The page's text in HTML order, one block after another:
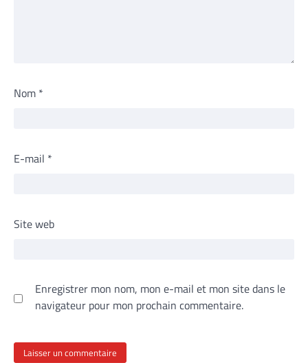
Nom *
E-mail *
Site web
Enregistrer mon nom, mon e-mail et mon site dans le
navigateur pour mon prochain commentaire.